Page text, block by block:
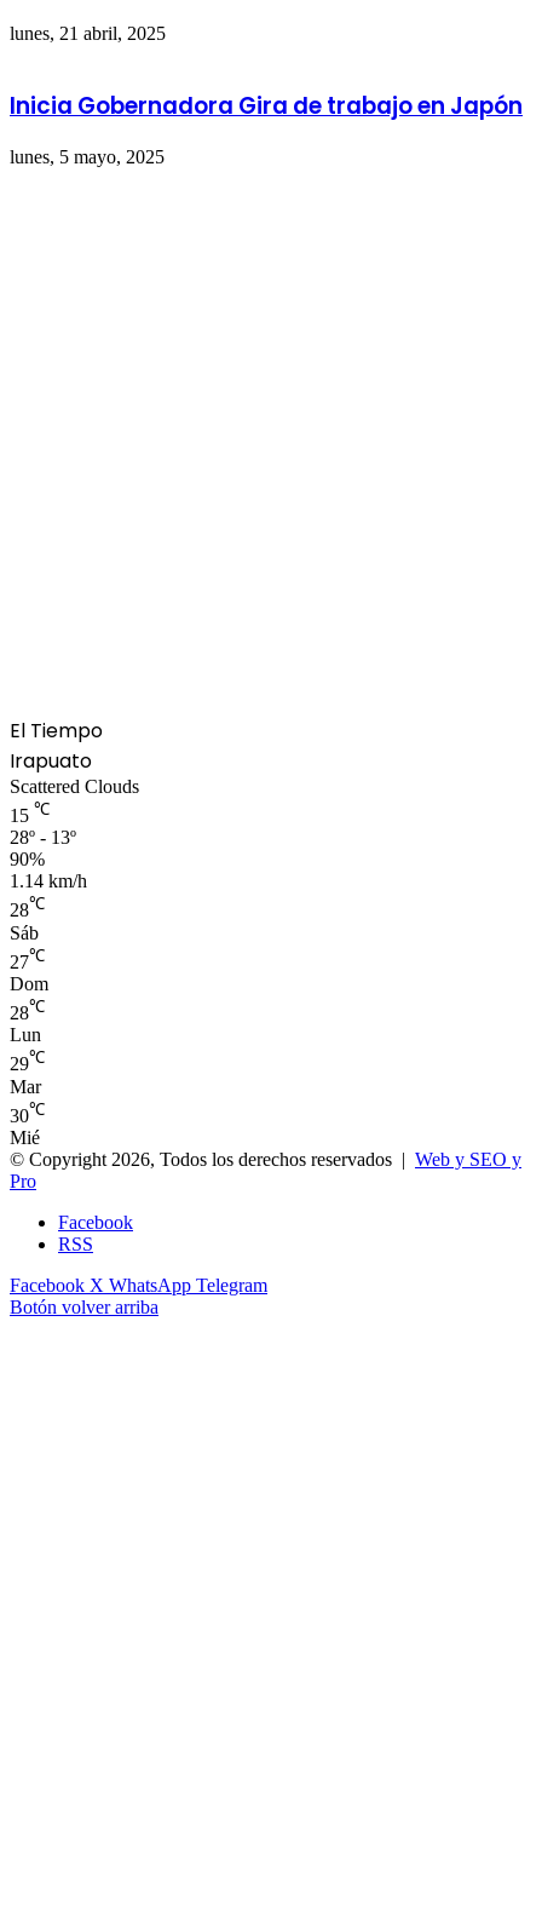
lunes, 21 abril, 2025
Inicia Gobernadora Gira de trabajo en Japón
lunes, 5 mayo, 2025
El Tiempo
Irapuato
Scattered Clouds
15 ℃
28º - 13º
90%
1.14 km/h
28℃
Sáb
27℃
Dom
28℃
Lun
29℃
Mar
30℃
Mié
© Copyright 2026, Todos los derechos reservados | Web y SEO y
Pro
Facebook
RSS
Facebook X WhatsApp Telegram
Botón volver arriba